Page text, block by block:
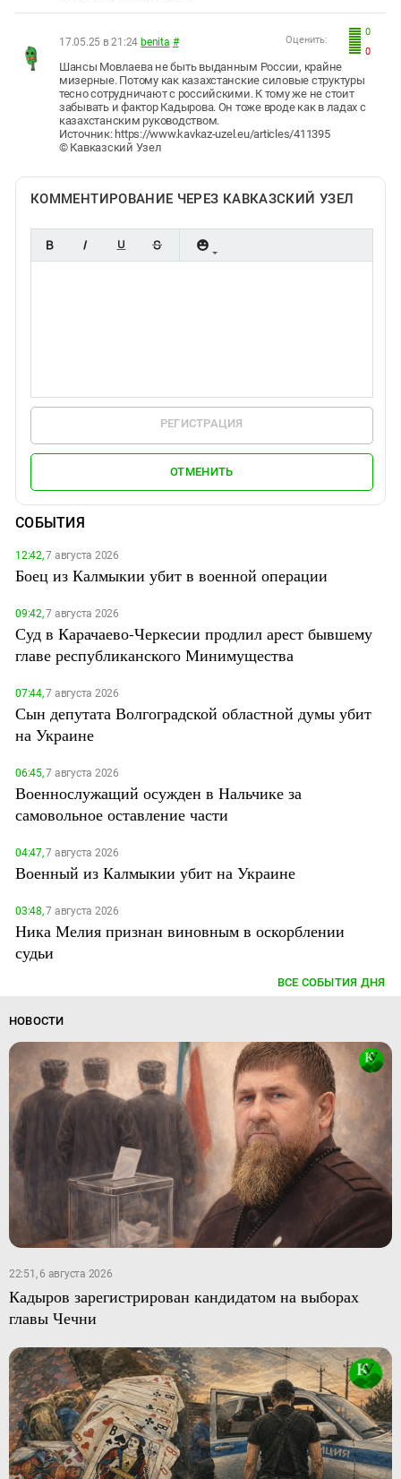
0
0
Оценить:
17.05.25 в 21:24 benita #
Шансы Мовлаева не быть выданным России, крайне
мизерные. Потому как казахстанские силовые структуры
тесно сотрудничают с российскими. К тому же не стоит
забывать и фактор Кадырова. Он тоже вроде как в ладах с
казахстанским руководством.
Источник: https://www.kavkaz-uzel.eu/articles/411395
© Кавказский Узел
КОММЕНТИРОВАНИЕ ЧЕРЕЗ КАВКАЗСКИЙ УЗЕЛ
РЕГИСТРАЦИЯ
ОТМЕНИТЬ
СОБЫТИЯ
12:42,7 августа 2026
Боец из Калмыкии убит в военной операции
09:42,7 августа 2026
Суд в Карачаево-Черкесии продлил арест бывшему
главе республиканского Минимущества
07:44,7 августа 2026
Сын депутата Волгоградской областной думы убит
на Украине
06:45,7 августа 2026
Военнослужащий осужден в Нальчике за
самовольное оставление части
04:47,7 августа 2026
Военный из Калмыкии убит на Украине
03:48,7 августа 2026
Ника Мелия признан виновным в оскорблении
судьи
ВСЕ СОБЫТИЯ ДНЯ
НОВОСТИ
22:51, 6 августа 2026
Кадыров зарегистрирован кандидатом на выборах
главы Чечни